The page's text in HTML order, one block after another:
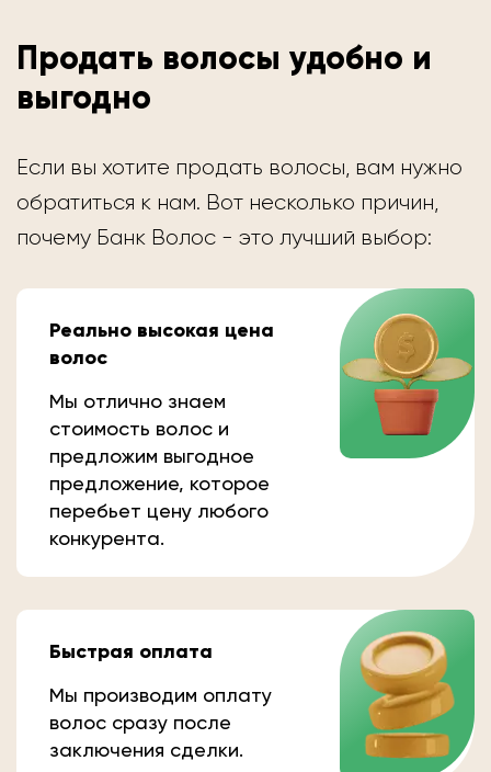
Продать волосы удобно и
выгодно
Если вы хотите продать волосы, вам нужно
обратиться к нам. Вот несколько причин,
почему Банк Волос - это лучший выбор:
Реально высокая цена
волос
Мы отлично знаем
стоимость волос и
предложим выгодное
предложение, которое
перебьет цену любого
конкурента.
Быстрая оплата
Мы производим оплату
волос сразу после
заключения сделки.